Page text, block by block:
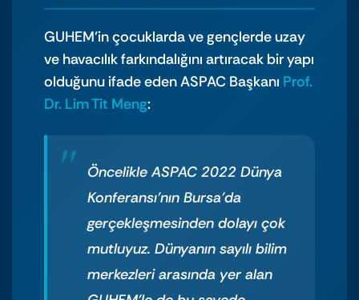
GUHEM’in çocuklarda ve gençlerde uzay
ve havacılık farkındalığını artıracak bir yapı
olduğunu ifade eden ASPAC Başkanı Prof.
Dr. Lim Tit Meng:
Öncelikle ASPAC 2022 Dünya
Konferansı’nın Bursa’da
gerçekleşmesinden dolayı çok
mutluyuz. Dünyanın sayılı bilim
merkezleri arasında yer alan